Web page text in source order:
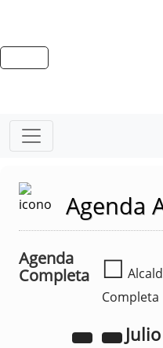
Agenda
Agenda
Completa
☐
Completa
Julio